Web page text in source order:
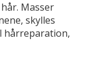
Masser
skylles
hårreparation,